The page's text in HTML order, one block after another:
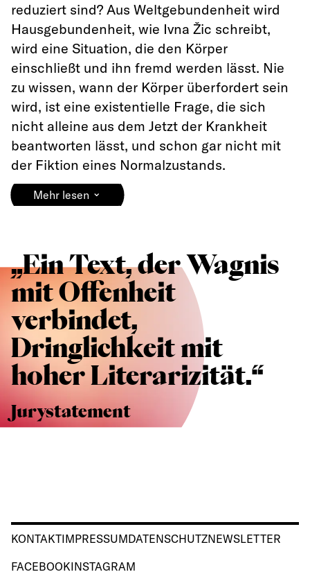
reduziert sind? Aus Weltgebundenheit wird
Hausgebundenheit, wie Ivna Žic schreibt,
wird eine Situation, die den Körper
einschließt und ihn fremd werden lässt. Nie
zu wissen, wann der Körper überfordert sein
wird, ist eine existentielle Frage, die sich
nicht alleine aus dem Jetzt der Krankheit
beantworten lässt, und schon gar nicht mit
der Fiktion eines Normalzustands.
Mehr lesen ⌄
„Ein Text, der Wagnis
mit Offenheit
verbindet,
Dringlichkeit mit
hoher Literarizität.“
Jurystatement
KONTAKTIMPRESSUMDATENSCHUTZNEWSLETTER
FACEBOOKINSTAGRAM